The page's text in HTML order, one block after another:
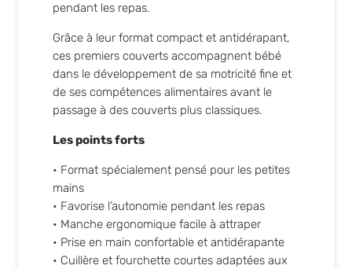
pendant les repas.
Grâce à leur format compact et antidérapant,
ces premiers couverts accompagnent bébé
dans le développement de sa motricité fine et
de ses compétences alimentaires avant le
passage à des couverts plus classiques.
Les points forts
• Format spécialement pensé pour les petites
mains
• Favorise l’autonomie pendant les repas
• Manche ergonomique facile à attraper
• Prise en main confortable et antidérapante
• Cuillère et fourchette courtes adaptées aux